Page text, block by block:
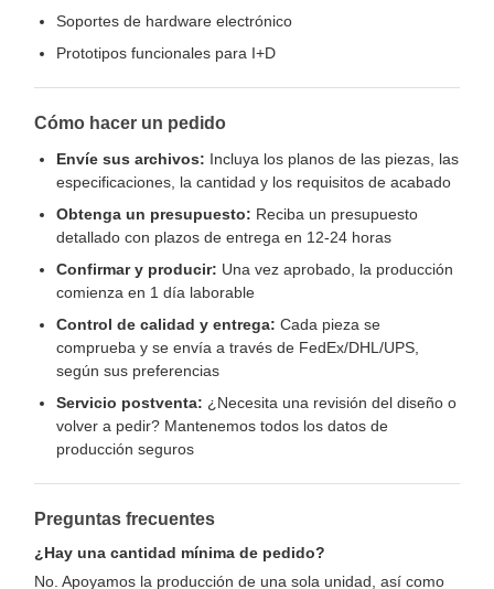
Soportes de hardware electrónico
Prototipos funcionales para I+D
Cómo hacer un pedido
Envíe sus archivos: Incluya los planos de las piezas, las
especificaciones, la cantidad y los requisitos de acabado
Obtenga un presupuesto: Reciba un presupuesto
detallado con plazos de entrega en 12-24 horas
Confirmar y producir: Una vez aprobado, la producción
comienza en 1 día laborable
Control de calidad y entrega: Cada pieza se
comprueba y se envía a través de FedEx/DHL/UPS,
según sus preferencias
Servicio postventa: ¿Necesita una revisión del diseño o
volver a pedir? Mantenemos todos los datos de
producción seguros
Preguntas frecuentes
¿Hay una cantidad mínima de pedido?
No. Apoyamos la producción de una sola unidad, así como